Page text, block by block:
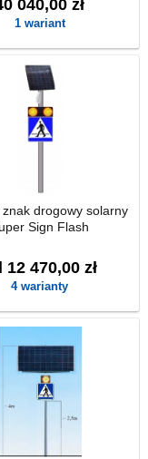
040,00 zł
1 wariant
znak drogowy solarny
Sign Flash
12 470,00 zł
4 warianty